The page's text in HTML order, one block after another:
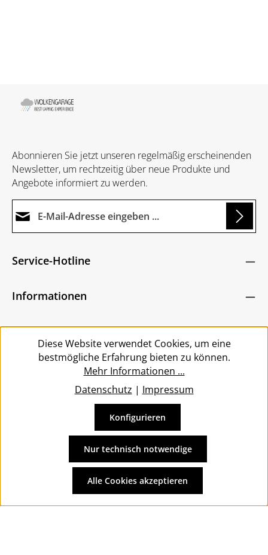
Abonnieren Sie jetzt unseren regelmäßig erscheinenden
Newsletter, um rechtzeitig über neue Produkte und
Angebote informiert zu werden.
Ich habe dieDatenschutzbestimmungen
bin mit ihnen einverstanden.
Zeichen ein*
Die mit einem Stern (*) markierten Felder sind
Service-Hotline
Informationen
Service
Vertrag widerrufen
und ggf. Nachnahmegebühren, wenn nicht anders
angegeben.
Diese Website verwendet Cookies, um eine
bestmögliche Erfahrung bieten zu können.
Mehr Informationen ...
Datenschutz | Impressum
Nur technisch notwendige
Konfigurieren
Alle Cookies akzeptieren